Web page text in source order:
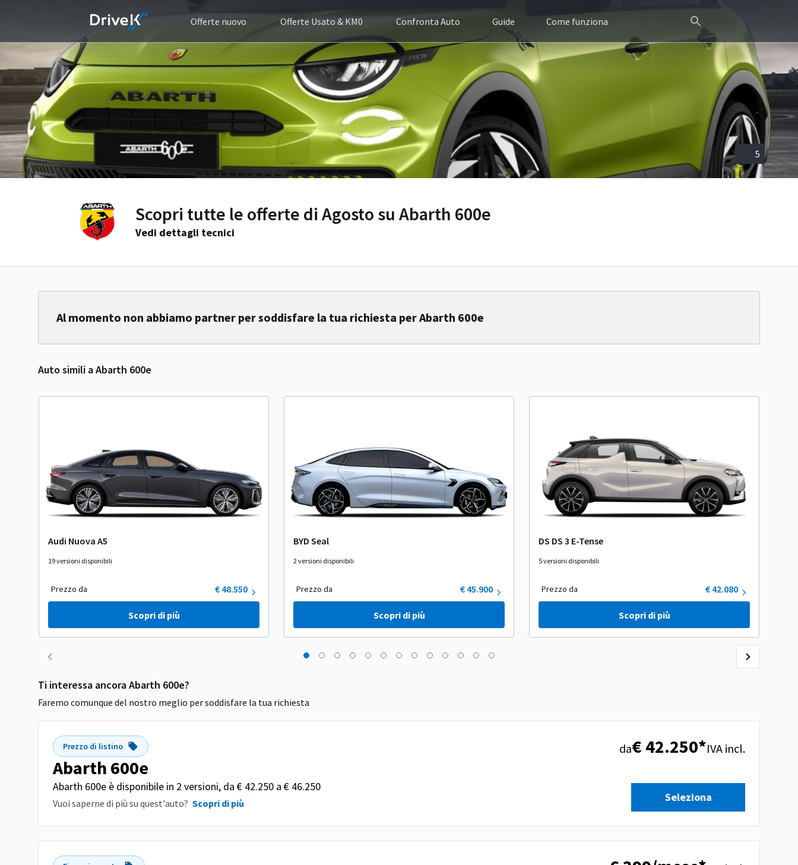
Offerte nuovo Offerte Usato & KM0 Confronta Auto Guide Come funziona
5
Scopri tutte le offerte di Agosto su Abarth 600e
Vedi dettagli tecnici
Al momento non abbiamo partner per soddisfare la tua richiesta per Abarth 600e
Auto simili a Abarth 600e
Audi Nuova A5
19 versioni disponibili
Prezzo da € 48.550
Scopri di più
BYD Seal
2 versioni disponibili
Prezzo da € 45.900
Scopri di più
DS DS 3 E-Tense
5 versioni disponibili
Prezzo da € 42.080
Scopri di più
Ti interessa ancora Abarth 600e?
Faremo comunque del nostro meglio per soddisfare la tua richiesta
Prezzo di listino
Abarth 600e
Abarth 600e è disponibile in 2 versioni, da € 42.250 a € 46.250
Vuoi saperne di più su quest'auto? Scopri di più
da€ 42.250*IVA incl.
Seleziona